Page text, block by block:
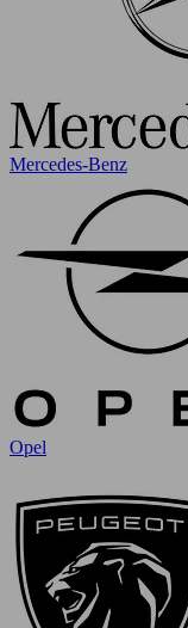
Mercedes-Benz
Opel